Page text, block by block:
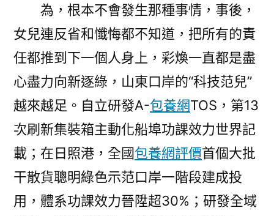
為，根本不會發生那種事情，事後，
女兒連反省和懺悔都不知道，把所有的責
任都推到下一個人身上，彩煥一直都是盡
心盡力向新逐綠，山東口岸的“科技范兒”
越來越足。自立研發A-包養網TOS，第13
次刷新集裝箱主動化船埠功課效力世界記
載；在日照港，全國包養網評價首個大批
干散貨聰明綠色示范口岸一階段建成投
用，體系功課效力晉陞超30%；研發全域